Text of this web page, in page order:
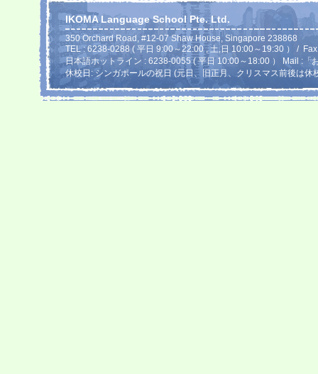
IKOMA Language School Pte. Ltd.
350 Orchard Road, #12-07 Shaw House, Singapore 238868
TEL : 6238-0288 ( 平日 9:00～22:00 , 土,日 10:00～19:30 ） /
日本語ホットライン : 6238-0055 ( 平日 10:00～18:00 ）
Mail :「
休校日: シンガポールの祝日 (元日、旧正月、クリスマス前後は休